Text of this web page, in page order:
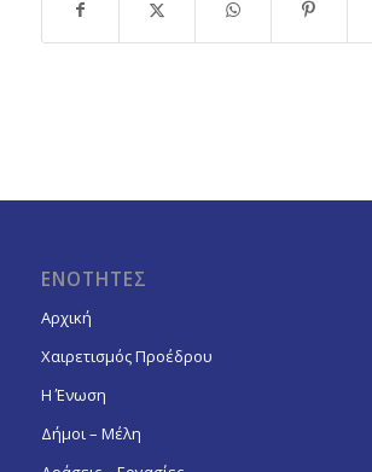
ΕΝΟΤΗΤΕΣ
Αρχική
Χαιρετισμός Προέδρου
Η Ένωση
Δήμοι – Μέλη